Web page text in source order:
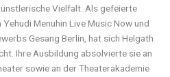
Vielfalt. Als gefeierte
Menuhin Live Music Now und
Gesang Berlin, hat sich Helgath
Ihre Ausbildung absolvierte sie an
sowie an der Theaterakademie